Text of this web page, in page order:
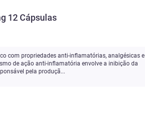
12 Cápsulas
com propriedades anti-inflamatórias, analgésicas e
de ação anti-inflamatória envolve a inibição da
pela produçã...